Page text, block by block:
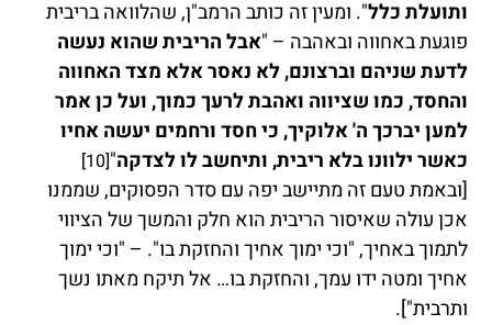
ותועלת כלל". ומעין זה כותב הרמב"ן, שהלוואה בריבית
פוגעת באחווה ובאהבה – "אבל הריבית שהוא נעשה
לדעת שניהם וברצונם, לא נאסר אלא מצד האחווה
והחסד, כמו שציווה ואהבת לרעך כמוך, ועל כן אמר
למען יברכך ה' אלוקיך, כי חסד ורחמים יעשה אחיו
כאשר ילוונו בלא ריבית, ותיחשב לו לצדקה"
[10]
[ובאמת טעם זה מתיישב יפה עם סדר הפסוקים, שממנו
אכן עולה שאיסור הריבית הוא חלק והמשך של הציווי
לתמוך באחיך, "וכי ימוך אחיך והחזקת בו". – "וכי ימוך
אחיך ומטה ידו עמך, והחזקת בו… אל תיקח מאתו נשך
ותרבית"].